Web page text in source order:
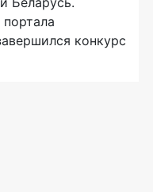
портала
конкурс